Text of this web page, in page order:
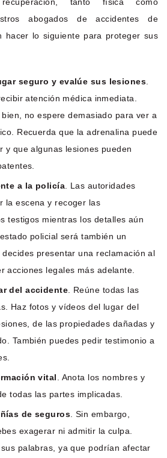
abogados de accidentes de
hacer lo siguiente para proteger sus
seguro y evalúe sus lesiones
atención médica inmediata.
no espere demasiado para ver a
Recuerda que la adrenalina puede
y que algunas lesiones pueden
a la policía . Las autoridades
la escena y recoger las
testigos mientras los detalles aún
policial será también un
presentar una reclamación al
acciones legales más adelante.
del accidente . Reúne todas las
Haz fotos y vídeos del lugar del
de las propiedades dañadas y
También puedes pedir testimonio a
vital
. Anota los nombres y
todas las partes implicadas.
de seguros . Sin embargo,
exagerar ni admitir la culpa.
palabras, ya que podrían afectar